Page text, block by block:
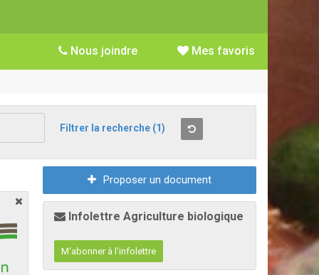
Mes favoris
Nous joindre
Filtrer la recherche (1)
Proposer un document
Infolettre Agriculture biologique
M'abonner à l'infolettre